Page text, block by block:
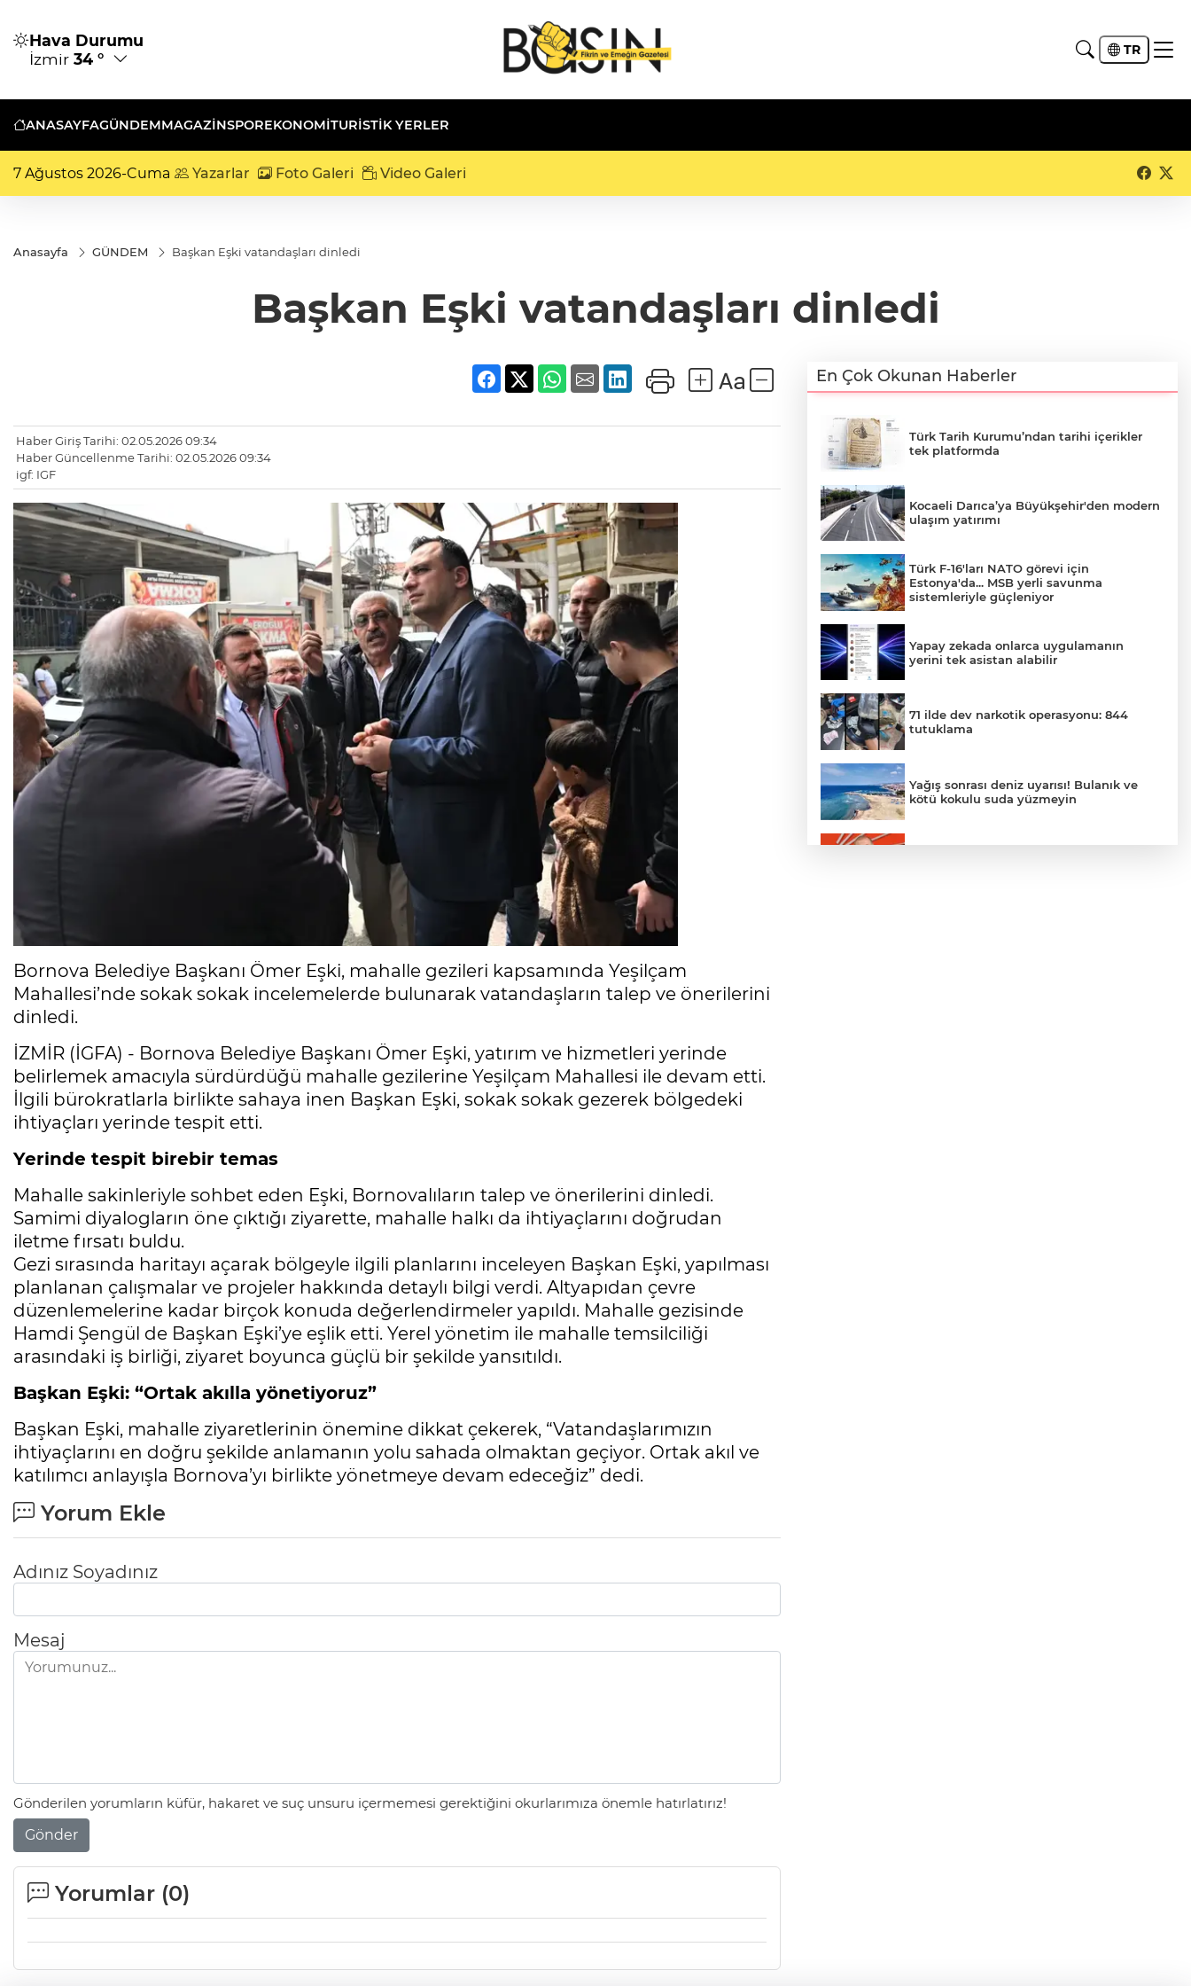
Hava Durumu
İzmir 34 ° TR
ANASAYFAGÜNDEMMAGAZİNSPOREKONOMİTURISTIK YERLER
7 Ağustos 2026-Cuma Yazarlar Foto Galeri Video Galeri
Anasayfa GÜNDEM Başkan Eşki vatandaşları dinledi
Başkan Eşki vatandaşları dinledi
Haber Giriş Tarihi: 02.05.2026 09:34
Haber Güncellenme Tarihi: 02.05.2026 09:34
igf: IGF
Bornova Belediye Başkanı Ömer Eşki, mahalle gezileri kapsamında Yeşilçam
Mahallesi’nde sokak sokak incelemelerde bulunarak vatandaşların talep ve önerilerini
dinledi.
İZMİR (İGFA) - Bornova Belediye Başkanı Ömer Eşki, yatırım ve hizmetleri yerinde
belirlemek amacıyla sürdürdüğü mahalle gezilerine Yeşilçam Mahallesi ile devam etti.
İlgili bürokratlarla birlikte sahaya inen Başkan Eşki, sokak sokak gezerek bölgedeki
ihtiyaçları yerinde tespit etti.
Yerinde tespit birebir temas
Mahalle sakinleriyle sohbet eden Eşki, Bornovalıların talep ve önerilerini dinledi.
Samimi diyalogların öne çıktığı ziyarette, mahalle halkı da ihtiyaçlarını doğrudan
iletme fırsatı buldu.
Gezi sırasında haritayı açarak bölgeyle ilgili planlarını inceleyen Başkan Eşki, yapılması
planlanan çalışmalar ve projeler hakkında detaylı bilgi verdi. Altyapıdan çevre
düzenlemelerine kadar birçok konuda değerlendirmeler yapıldı. Mahalle gezisinde
Hamdi Şengül de Başkan Eşki’ye eşlik etti. Yerel yönetim ile mahalle temsilciliği
arasındaki iş birliği, ziyaret boyunca güçlü bir şekilde yansıtıldı.
Başkan Eşki: “Ortak akılla yönetiyoruz”
Başkan Eşki, mahalle ziyaretlerinin önemine dikkat çekerek, “Vatandaşlarımızın
ihtiyaçlarını en doğru şekilde anlamanın yolu sahada olmaktan geçiyor. Ortak akıl ve
katılımcı anlayışla Bornova’yı birlikte yönetmeye devam edeceğiz” dedi.
Yorum Ekle
Adınız Soyadınız
Mesaj
Gönderilen yorumların küfür, hakaret ve suç unsuru içermemesi gerektiğini okurlarımıza önemle hatırlatırız!
Gönder
Yorumlar (0)
En Çok Okunan Haberler
Türk Tarih Kurumu’ndan tarihi içerikler
tek platformda
Kocaeli Darıca’ya Büyükşehir'den modern
ulaşım yatırımı
Türk F-16'ları NATO görevi için
Estonya'da... MSB yerli savunma
sistemleriyle güçleniyor
Yapay zekada onlarca uygulamanın
yerini tek asistan alabilir
71 ilde dev narkotik operasyonu: 844
tutuklama
Yağış sonrası deniz uyarısı! Bulanık ve
kötü kokulu suda yüzmeyin